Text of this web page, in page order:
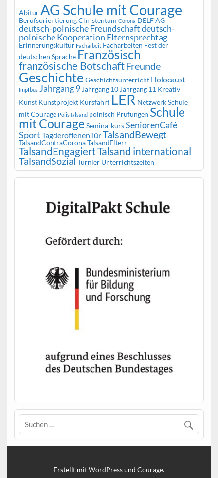
Abitur AG Schule mit Courage
BerufsorientierungChristentum Corona DELF AG
deutsch-polnische Freundschaftdeutsch-
polnische Kooperation Elternsprechtag
Erinnerungskultur Facharbeit Facharbeiten Fest der
deutschen Sprache Französisch
französische BotschaftFreunde
Geschichte Geschichtsunterricht Holocaust
Impfbus Jahrgang 9 Jahrgang 10 Jahrgang 11 Kreativ
Kunst Kunstprojekt Kursfahrt LER Netzwerk Schule
mit Courage PolisTalsand polnisch Prüfungen Schule
mit Courage SeminarkursSeniorenCafé
Sport TagderoffenenTürTalsandBewegt
TalsandContraCoronaTalsandEltern
TalsandEngagiertTalsand international
TalsandSozial Turnier Unterrichtszeiten
Erstellt mitWordPressund Courage.